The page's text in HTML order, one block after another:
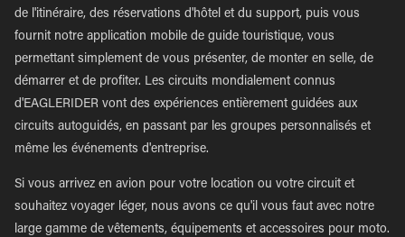
de l'itinéraire, des réservations d'hôtel et du support, puis vous
fournit notre application mobile de guide touristique, vous
permettant simplement de vous présenter, de monter en selle, de
démarrer et de profiter. Les circuits mondialement connus
d'EAGLERIDER vont des expériences entièrement guidées aux
circuits autoguidés, en passant par les groupes personnalisés et
même les événements d'entreprise.
Si vous arrivez en avion pour votre location ou votre circuit et
souhaitez voyager léger, nous avons ce qu'il vous faut avec notre
large gamme de vêtements, équipements et accessoires pour moto.